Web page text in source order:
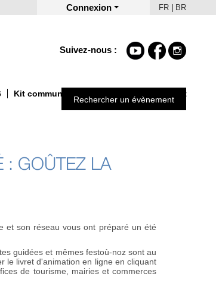
Connexion FR BR
Suivez-nous :
Kit communication Un Automne autrement
Rechercher un évènement
: GOÛTEZ LA
et son réseau vous ont préparé un été
guidées et mêmes festoù-noz sont au
le livret d'animation en ligne en cliquant
de tourisme, mairies et commerces